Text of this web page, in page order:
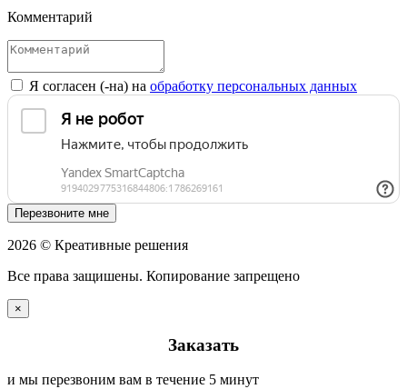
Комментарий
Я согласен (-на) на обработку персональных данных
Перезвоните мне
2026 © Креативные решения
Все права защишены. Копирование запрещено
×
Заказать
и мы перезвоним вам в течение 5 минут